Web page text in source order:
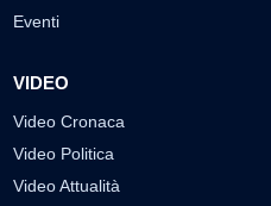
Eventi
VIDEO
Video Cronaca
Video Politica
Video Attualità